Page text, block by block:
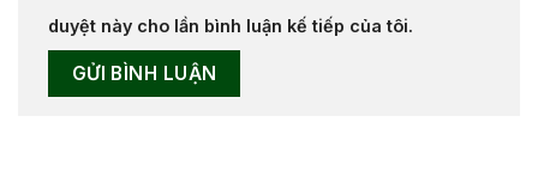
duyệt này cho lần bình luận kế tiếp của tôi.